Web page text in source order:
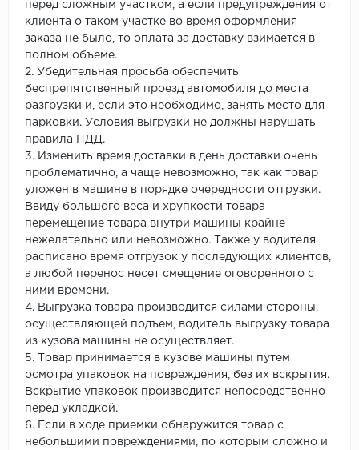
перед сложным участком, а если предупреждения от
клиента о таком участке во время оформления
заказа не было, то оплата за доставку взимается в
полном объеме.
2. Убедительная просьба обеспечить
беспрепятственный проезд автомобиля до места
разгрузки и, если это необходимо, занять место для
парковки. Условия выгрузки не должны нарушать
правила ПДД.
3. Изменить время доставки в день доставки очень
проблематично, а чаще невозможно, так как товар
уложен в машине в порядке очередности отгрузки.
Ввиду большого веса и хрупкости товара
перемещение товара внутри машины крайне
нежелательно или невозможно. Также у водителя
расписано время отгрузок у последующих клиентов,
а любой перенос несет смещение оговоренного с
ними времени.
4. Выгрузка товара производится силами стороны,
осуществляющей подъем, водитель выгрузку товара
из кузова машины не осуществляет.
5. Товар принимается в кузове машины путем
осмотра упаковок на повреждения, без их вскрытия.
Вскрытие упаковок производится непосредственно
перед укладкой.
6. Если в ходе приемки обнаружится товар с
небольшими повреждениями, по которым сложно и